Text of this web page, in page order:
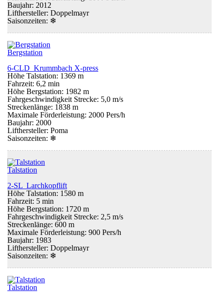
Baujahr: 2012
Lifthersteller: Doppelmayr
Saisonzeiten: ❄
Bergstation
6-CLD Krummbach X-press
Höhe Talstation: 1369 m
Fahrzeit: 6,2 min
Höhe Bergstation: 1982 m
Fahrgeschwindigkeit Strecke: 5,0 m/s
Streckenlänge: 1838 m
Maximale Förderleistung: 2000 Pers/h
Baujahr: 2000
Lifthersteller: Poma
Saisonzeiten: ❄
Talstation
2-SL Larchkopflift
Höhe Talstation: 1580 m
Fahrzeit: 5 min
Höhe Bergstation: 1720 m
Fahrgeschwindigkeit Strecke: 2,5 m/s
Streckenlänge: 600 m
Maximale Förderleistung: 900 Pers/h
Baujahr: 1983
Lifthersteller: Doppelmayr
Saisonzeiten: ❄
Talstation